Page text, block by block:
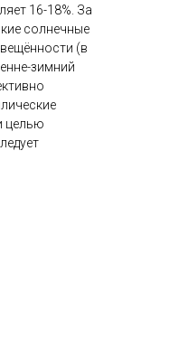
16-18%. За
солнечные
(в
зимний
целью